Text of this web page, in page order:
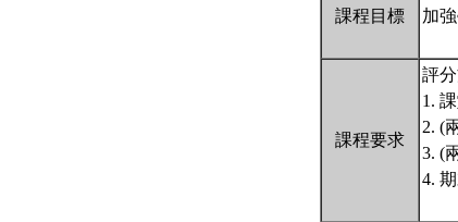
課程目標
加
課程要求
評分
1.
2. (
3. (
4.